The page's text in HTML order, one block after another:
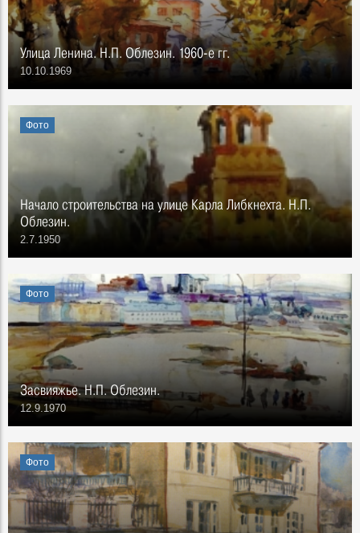
Улица Ленина. Н.П. Облезин. 1960-е гг.
10.10.1969
Фото
Начало строительства на улице Карла Либкнехта. Н.П.
Облезин.
2.7.1950
Фото
Засвияжье. Н.П. Облезин.
12.9.1970
Фото